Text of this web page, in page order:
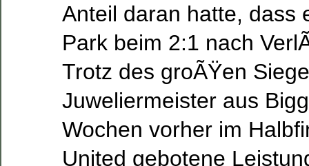
Anteil daran hatte, dass
Park beim 2:1 nach
Trotz des groÃŸen
Juweliermeister aus
Wochen vorher im
United gebotene